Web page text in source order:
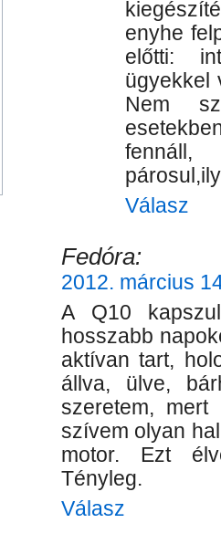
enyhe
előtti:
ügyekkel
Nem
Válasz
Fedóra:
2012. március
A Q10
hosszabb
aktívan tart,
állva, ülve,
szeretem,
szívem olyan
motor. Ezt
Tényleg.
Válasz